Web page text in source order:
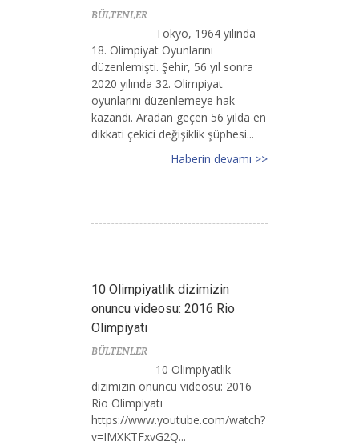
BÜLTENLER
Tokyo, 1964 yılında
18. Olimpiyat Oyunlarını
düzenlemişti. Şehir, 56 yıl sonra
2020 yılında 32. Olimpiyat
oyunlarını düzenlemeye hak
kazandı. Aradan geçen 56 yılda en
dikkati çekici değişiklik şüphesi...
Haberin devamı >>
10 Olimpiyatlık dizimizin
onuncu videosu: 2016 Rio
Olimpiyatı
BÜLTENLER
10 Olimpiyatlık
dizimizin onuncu videosu: 2016
Rio Olimpiyatı
https://www.youtube.com/watch?
v=IMXKTFxvG2Q...